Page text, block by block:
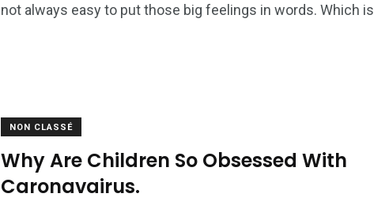
not always easy to put those big feelings in words. Which is
NON CLASSÉ
Why Are Children So Obsessed With
Caronavairus.